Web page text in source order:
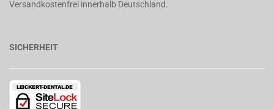
Versandkostenfrei innerhalb Deutschland.
SICHERHEIT